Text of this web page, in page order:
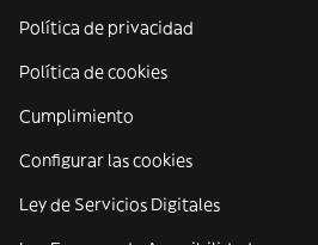
Política de privacidad
Política de cookies
Cumplimiento
Configurar las cookies
Ley de Servicios Digitales